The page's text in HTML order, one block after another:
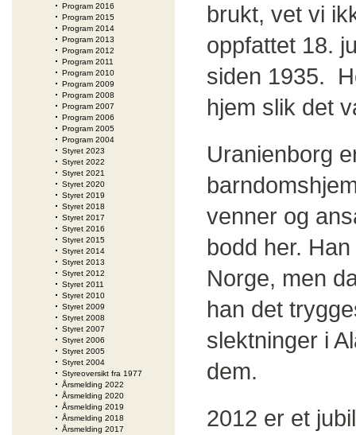
Program 2016
Program 2015
Program 2014
Program 2013
Program 2012
Program 2011
Program 2010
Program 2009
Program 2008
Program 2007
Program 2006
Program 2005
Program 2004
Styret 2023
Styret 2022
Styret 2021
Styret 2020
Styret 2019
Styret 2018
Styret 2017
Styret 2016
Styret 2015
Styret 2014
Styret 2013
Styret 2012
Styret 2011
Styret 2010
Styret 2009
Styret 2008
Styret 2007
Styret 2006
Styret 2005
Styret 2004
Styreoversikt fra 1977
Årsmelding 2022
Årsmelding 2020
Årsmelding 2019
Årsmelding 2018
Årsmelding 2017
brukt, vet vi
oppfattet 18.
siden 1935.
hjem slik det
Uranienborg
venner og
bodd her.
Norge, men
han det
slektninger i
dem.
2012 er et